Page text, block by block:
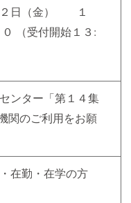
２日（金） １
（受付開始１３:
ンター「第１４集
関のご利用をお願
在勤・在学の方